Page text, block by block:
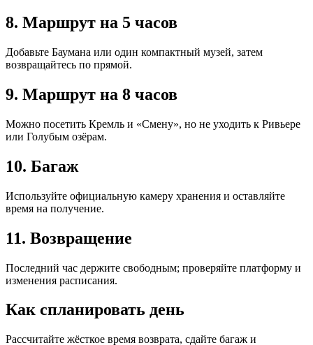
8. Маршрут на 5 часов
Добавьте Баумана или один компактный музей, затем
возвращайтесь по прямой.
9. Маршрут на 8 часов
Можно посетить Кремль и «Смену», но не уходить к Ривьере
или Голубым озёрам.
10. Багаж
Используйте официальную камеру хранения и оставляйте
время на получение.
11. Возвращение
Последний час держите свободным; проверяйте платформу и
изменения расписания.
Как спланировать день
Рассчитайте жёсткое время возврата, сдайте багаж и